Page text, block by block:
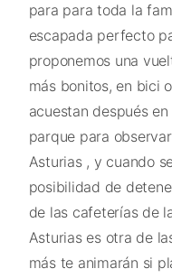
para para toda la
escapada perfecto
proponemos una
más bonitos, en bici
acuestan después
parque para
Asturias , y cuando
posibilidad de
de las cafeterías de
Asturias es otra de
más te animarán si